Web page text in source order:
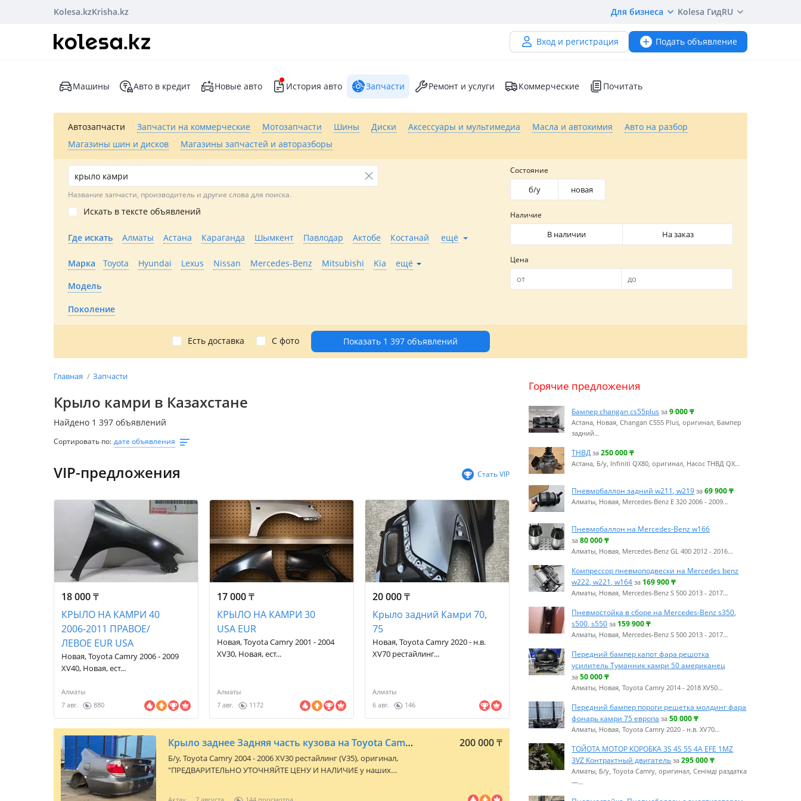
Kolesa.kzKrisha.kz Для бизнеса Kolesa ГидRU
Вход и регистрация Подать объявление
Машины Авто в кредит Новые авто История авто Запчасти Ремонт и услуги Коммерческие Почитать
Автозапчасти Запчасти на коммерческие Мотозапчасти Шины Диски Аксессуары и мультимедиа Масла и автохимия
Авто на разбор
Магазины шин и дисков
Магазины запчастей и авторазборы
Название запчасти, производитель и другие слова для поиска.
Искать в тексте объявлений
Где искать Алматы Астана Караганда Шымкент Павлодар Актобе Костанай ещё
Марка Toyota Hyundai Lexus Nissan Mercedes-Benz Mitsubishi Kia ещё
Модель
Поколение
Состояние
б/y новая
Наличие
В наличии На заказ
Цена
Показать 1 397 объявлений
Есть доставка С фото
Главная Запчасти
Крыло камри в Казахстане
Найдено 1 397 объявлений
Сортировать по: дате объявления
VIP-предложения Стать VIP
18 000₸
КРЫЛО НА КАМРИ 40
2006-2011 ПРАВОЕ/
ЛЕВОЕ EUR USA
Новая, Toyota Camry 2006 - 2009
XV40, Новая, ест...
Алматы
7 авг.
880
17 000₸
КРЫЛО НА КАМРИ 30
USA EUR
Новая, Toyota Camry 2001 - 2004
XV30, Новая, ест...
Алматы
7 авг.
1172
20 000₸
Крыло задний Камри 70,
75
Новая, Toyota Camry 2020 - н.в.
XV70 рестайлинг...
Алматы
6 авг.
146
Крыло заднее Задняя часть кузова на Toyota Camry XV30 200 000₸
Б/y,Toyota Camry 2004 - 2006 XV30 рестайлинг (V35), оригинал,
"ПРЕДВАРИТЕЛЬНО УТОЧНЯЙТЕ ЦЕНУ И НАЛИЧИЕ у наших
Горячие предложения
Бампер changan cs55plus за9 000₸
Астана, Новая, Changan CS55 Plus, оригинал, Бампер
задний…
ТНВД за250 000₸
Астана, Б/у, Infiniti QX80, оригинал, Насос ТНВД QX…
Пневмобаллон задний w211, w219 за69 900₸
Алматы, Новая, Mercedes-Benz E 320 2006 - 2009…
Пневмобаллон на Mercedes-Benz w166
за80 000₸
Алматы, Новая, Mercedes-Benz GL 400 2012 - 2016…
Компрессор пневмоподвески на Mercedes benz
w222, w221, w164 за 169 900₸
Алматы, Новая, Mercedes-Benz S 500 2013 - 2017…
Пневмостойка в сборе на Mercedes-Benz s350,
s500, s550 за 159 900₸
Алматы, Новая, Mercedes-Benz S 500 2013 - 2017…
Передний бампер капот фара решотка
усилитель Туманник камри 50 американец
за50 000₸
Алматы, Новая, Toyota Camry 2014 - 2018 XV50…
Передний бампер пороги решетка молдинг фара
фонарь камри 75 европа за50 000₸
Алматы, Новая, Toyota Camry 2020 - н.в. XV70…
ТОЙОТА МОТОР КОРОБКА 3S 4S 5S 4A EFE 1MZ
3VZ Контрактный двигатель за295 000₸
Алматы, Б/у, Toyota Camry, оригинал, Сенімді раздатка
—…